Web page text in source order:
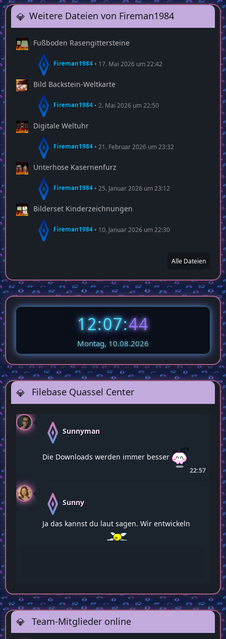
Weitere Dateien von Fireman1984
Fußboden Rasengittersteine
Fireman1984 17. Mai 2026 um 22:42
Bild Backstein-Weltkarte
Fireman1984 2. Mai 2026 um 22:50
Digitale Weltuhr
Fireman1984 21. Februar 2026 um 23:32
Unterhose Kasernenfurz
Fireman1984 25. Januar 2026 um 23:12
Bilderset Kinderzeichnungen
Fireman1984 10. Januar 2026 um 22:30
Alle Dateien
12:07:45
Montag, 10.08.2026
Filebase Quassel Center
Sunnyman
Die Downloads werden immer besser
22:57
Sunny
Ja das kannst du laut sagen. Wir entwickeln
Team-Mitglieder online